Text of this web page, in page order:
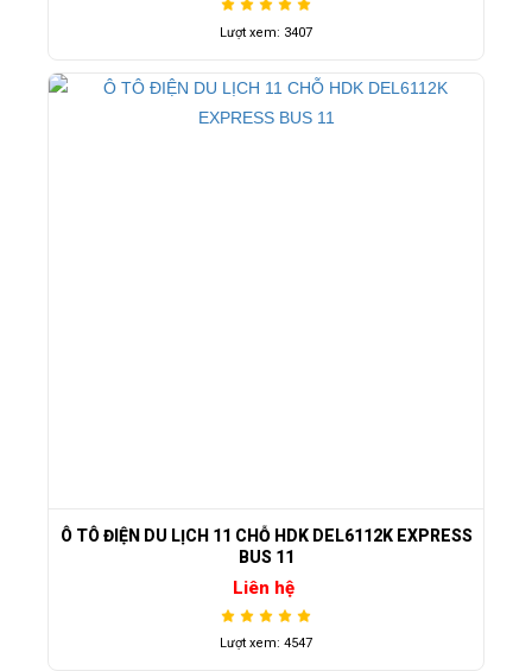
Lượt xem: 3407
Ô TÔ ĐIỆN DU LỊCH 11 CHỖ HDK DEL6112K EXPRESS
BUS 11
Liên hệ
Lượt xem: 4547